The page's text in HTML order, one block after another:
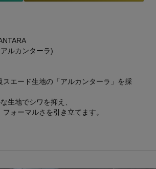
ルカンターラ)
スエード生地の「アルカンターラ」を採
生地でシワを抑え、
ォーマルさを引き立てます。